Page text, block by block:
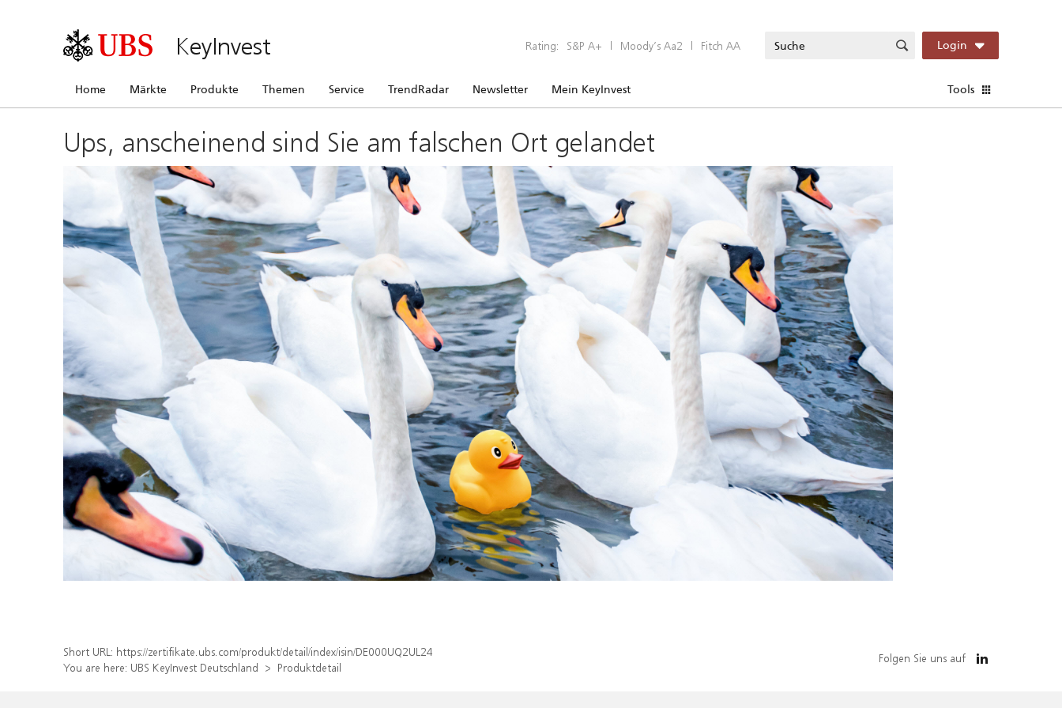
KeyInvest Rating: S&P A+ | Moody’s Aa2 | Fitch AA Login
Home Märkte Produkte Themen Service TrendRadar Newsletter Mein KeyInvest Tools
Ups, anscheinend sind Sie am falschen Ort gelandet
Short URL: https://zertifikate.ubs.com/produkt/detail/index/isin/DE000UQ2UL24
You are here: UBS KeyInvest Deutschland Produktdetail
Folgen Sie uns auf